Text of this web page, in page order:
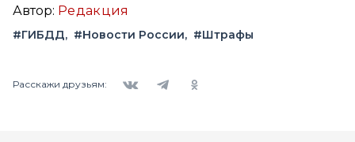
Автор: Редакция
#ГИБДД #Новости России #Штрафы
Расскажи друзьям: